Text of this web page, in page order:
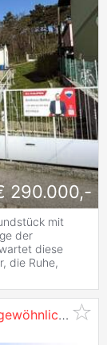
290.000,-
mit
der
diese
die Ruhe,
Wo exklusiver Wohnkomfort auf außergewöhnliche Lebensqualität trifft: moderne Villa in